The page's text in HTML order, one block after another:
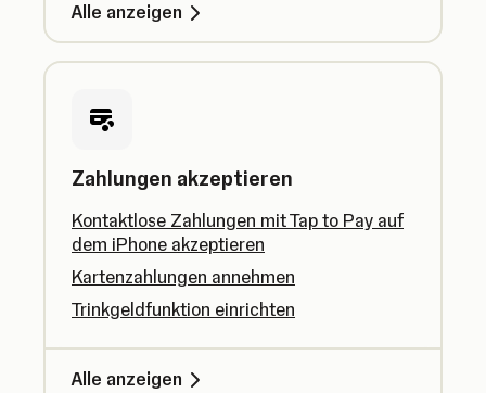
Alle anzeigen
Zahlungen akzeptieren
Kontaktlose Zahlungen mit Tap to Pay auf
dem iPhone akzeptieren
Kartenzahlungen annehmen
Trinkgeldfunktion einrichten
Alle anzeigen